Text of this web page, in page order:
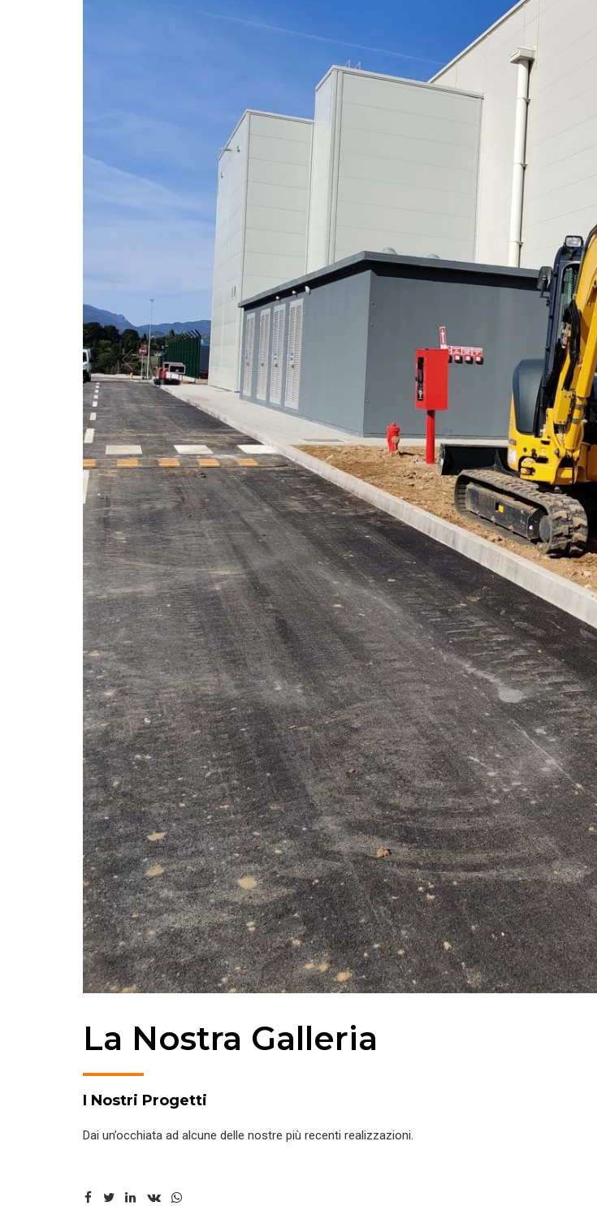
La Nostra Galleria
I Nostri Progetti
Dai un’occhiata ad alcune delle nostre più recenti realizzazioni.